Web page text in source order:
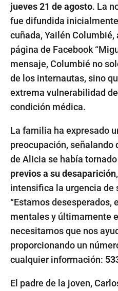
jueves 21 de agosto. La
fue difundida
cuñada, Yailén
página de Facebook
mensaje, Columbié no
de los internautas, sino
extrema vulnerabilidad
condición médica.
La familia ha expresado
preocupación,
de Alicia se había tornado
previos a su desaparición
intensifica la urgencia de
“Estamos desesperados,
mentales y últimamente
necesitamos que nos
proporcionando un
cualquier información:
El padre de la joven,